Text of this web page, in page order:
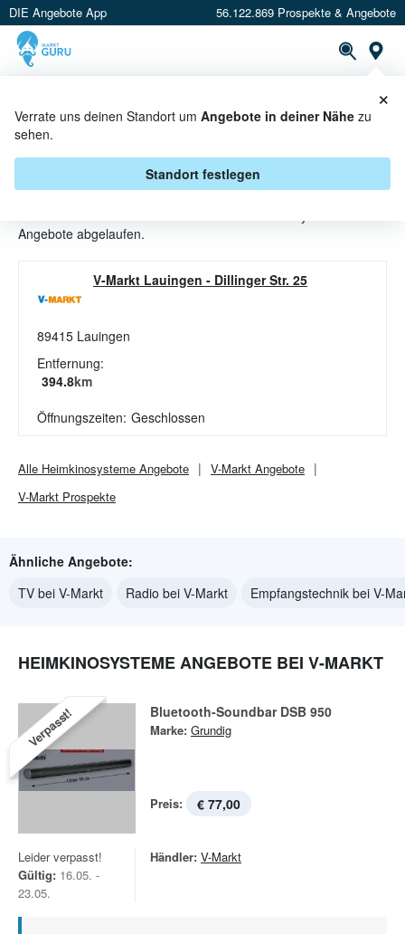
DIE Angebote App 56.122.869 Prospekte & Angebote
Verrate uns deinen Standort um Angebote in deiner Nähe zu
sehen.
Standort festlegen
×
HEIMKINOSYSTEME ANGEBOTE &
AKTIONEN BEI V-MARKT
Angebote abgelaufen.
V-Markt Lauingen - Dillinger Str. 25
89415 Lauingen
Entfernung:
394.8km
Öffnungszeiten: Geschlossen
Alle Heimkinosysteme Angebote V-Markt Angebote
V-Markt Prospekte
Ähnliche Angebote:
TV bei V-Markt
Radio bei V-Markt Empfangstechnik bei V-
HEIMKINOSYSTEME ANGEBOTE BEI V-MARKT
Verpasst! Bluetooth-Soundbar DSB 950
Marke: Grundig
Preis: € 77,00
Leider verpasst!
Gültig: 16.05. -
23.05.
Händler: V-Markt